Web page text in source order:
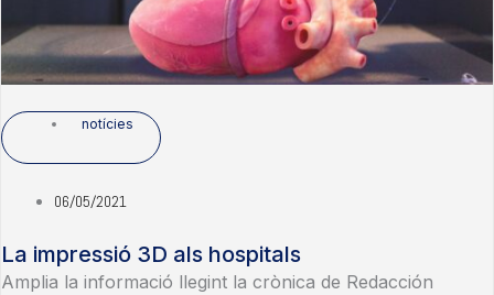
notícies
06/05/2021
La impressió 3D als hospitals
Amplia la informació llegint la crònica de Redacción